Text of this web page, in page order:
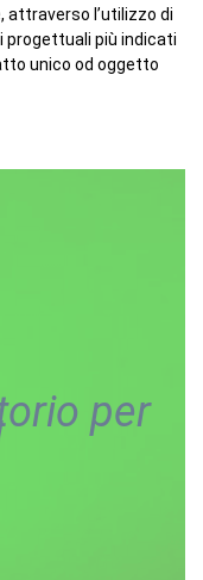
attraverso l’utilizzo di
progettuali più indicati
unico od oggetto
per